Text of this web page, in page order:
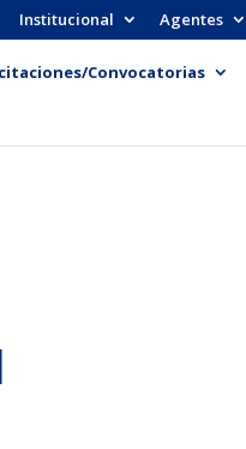
Institucional Agentes
Convocatorias